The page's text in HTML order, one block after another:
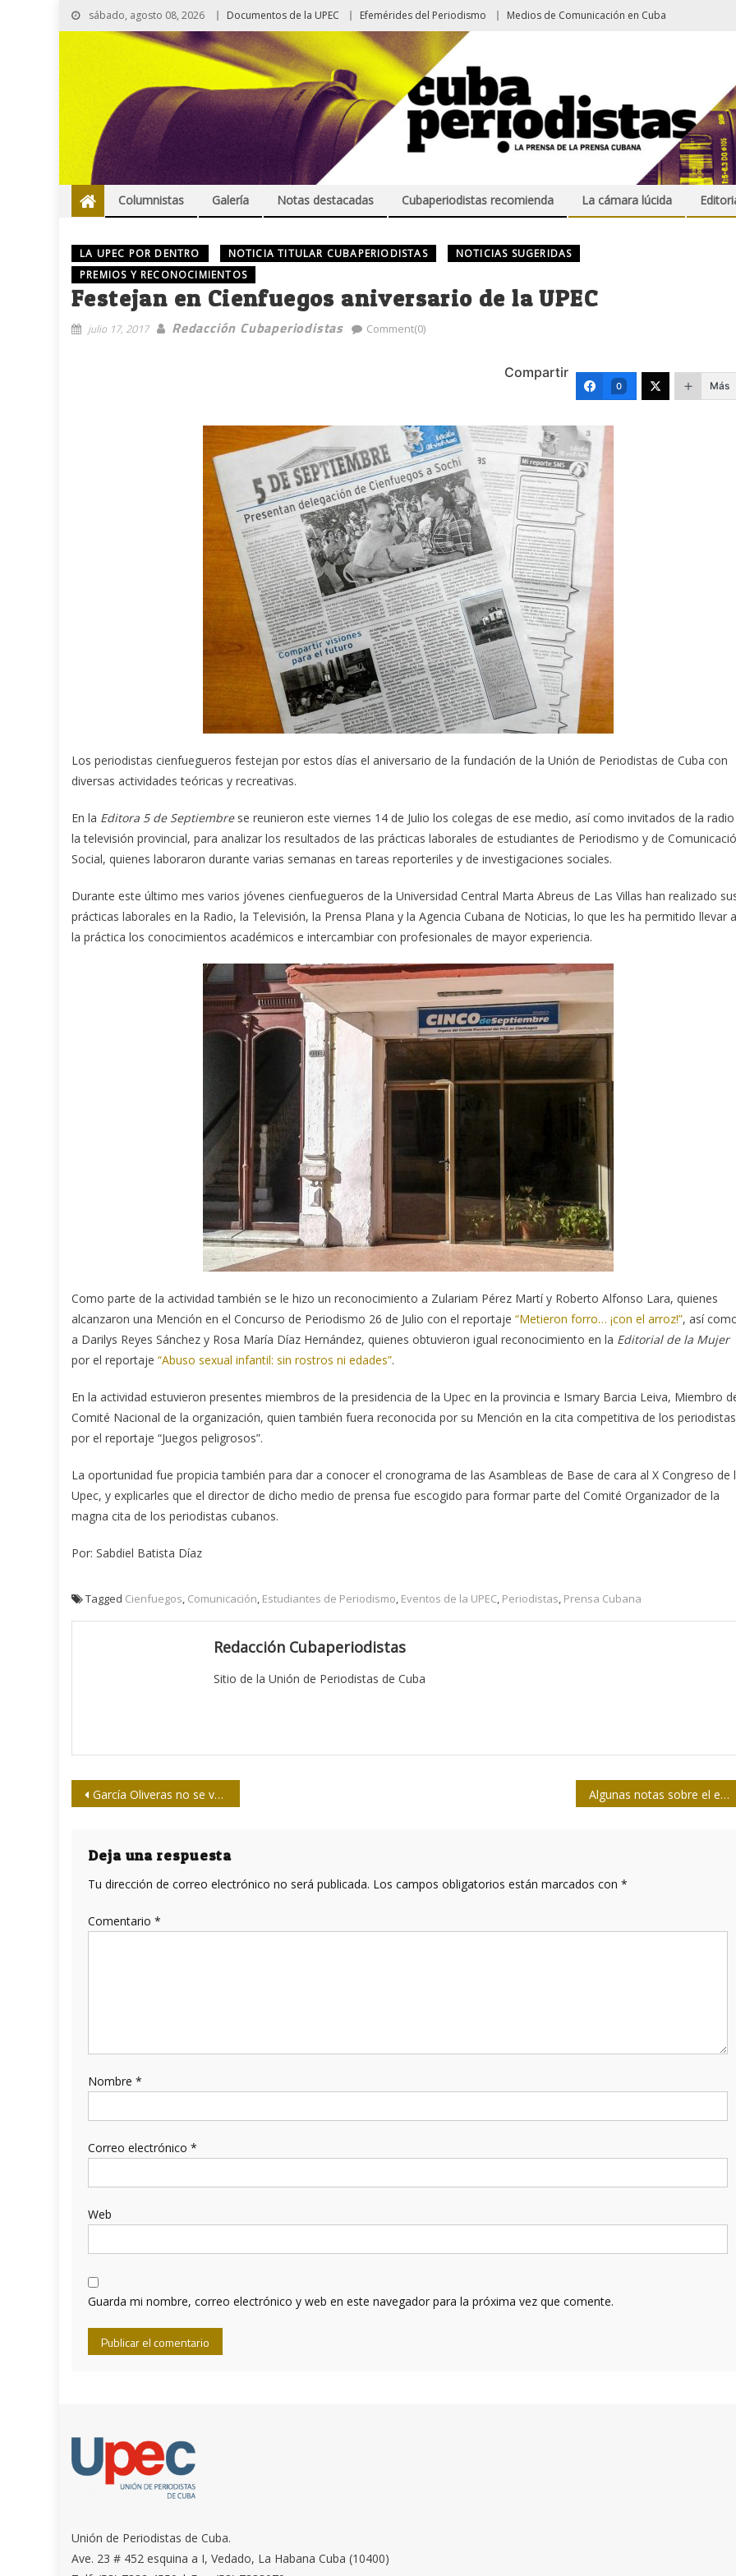
sábado, agosto 08, 2026 Documentos de la UPEC Efemérides del Periodismo Medios de Comunicación en Cuba
Columnistas Galería Notas destacadas Cubaperiodistas recomienda La cámara lúcida
LA UPEC POR DENTRO NOTICIA TITULAR CUBAPERIODISTAS
NOTICIAS SUGERIDAS
PREMIOS Y RECONOCIMIENTOS
Festejan en Cienfuegos aniversario de la UPEC
julio 17, 2017 Redacción Cubaperiodistas Comment(0)
Compartir
0 Más
Los periodistas cienfuegueros festejan por estos días el aniversario de la fundación de la Unión de Periodistas de Cuba con
diversas actividades teóricas y recreativas.
En la Editora 5 de Septiembrese reunieron este viernes 14 de Julio los colegas de ese medio, así como invitados de la
la televisión provincial, para analizar los resultados de las prácticas laborales de estudiantes de Periodismo y de
Social, quienes laboraron durante varias semanas en tareas reporteriles y de investigaciones sociales.
Durante este último mes varios jóvenes cienfuegueros de la Universidad Central Marta Abreus de Las Villas han realizado
prácticas laborales en la Radio, la Televisión, la Prensa Plana y la Agencia Cubana de Noticias, lo que les ha permitido llevar a
la práctica los conocimientos académicos e intercambiar con profesionales de mayor experiencia.
Como parte de la actividad también se le hizo un reconocimiento a Zulariam Pérez Martí y Roberto Alfonso Lara, quienes
alcanzaron una Mención en el Concurso de Periodismo 26 de Julio con el reportaje “Metieron forro… ¡con el arroz!”, así
a Darilys Reyes Sánchez y Rosa María Díaz Hernández, quienes obtuvieron igual reconocimiento en la Editorial de la Mujer
por el reportaje “Abuso sexual infantil: sin rostros ni edades”.
En la actividad estuvieron presentes miembros de la presidencia de la Upec en la provincia e Ismary Barcia Leiva, Miembro
Comité Nacional de la organización, quien también fuera reconocida por su Mención en la cita competitiva de los periodistas
por el reportaje “Juegos peligrosos”.
La oportunidad fue propicia también para dar a conocer el cronograma de las Asambleas de Base de cara al X Congreso de
Upec, y explicarles que el director de dicho medio de prensa fue escogido para formar parte del Comité Organizador de la
magna cita de los periodistas cubanos.
Por: Sabdiel Batista Díaz
Tagged Cienfuegos, Comunicación, Estudiantes de Periodismo, Eventos de la UPEC, Periodistas, Prensa Cubana
Redacción Cubaperiodistas
Sitio de la Unión de Periodistas de Cuba
Navegación
entradas
García Oliveras no se va, se queda entre nosotros Algunas notas sobre el estudio de la conceptualización
Deja una respuesta
Tu dirección de correo electrónico no será publicada. Los campos obligatorios están marcados con *
Comentario *
Nombre *
Correo electrónico *
Web
Guarda mi nombre, correo electrónico y web en este navegador para la próxima vez que comente.
Unión de Periodistas de Cuba.
Ave. 23 # 452 esquina a I, Vedado, La Habana Cuba (10400)